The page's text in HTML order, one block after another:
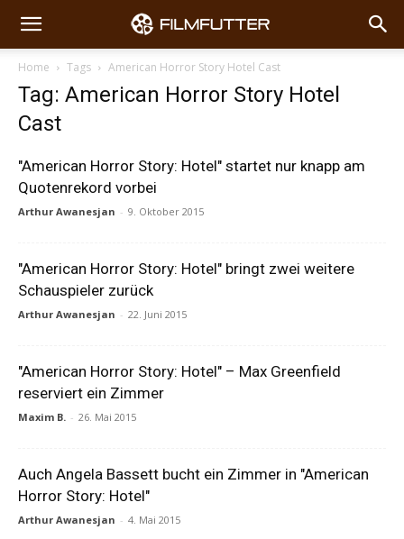
Home Tags American Horror Story Hotel Cast
Tag: American Horror Story Hotel
Cast
"American Horror Story: Hotel" startet nur knapp am
Quotenrekord vorbei
Arthur Awanesjan - 9. Oktober 2015
"American Horror Story: Hotel" bringt zwei weitere
Schauspieler zurück
Arthur Awanesjan - 22. Juni 2015
"American Horror Story: Hotel" – Max Greenfield
reserviert ein Zimmer
Maxim B. - 26. Mai 2015
Auch Angela Bassett bucht ein Zimmer in "American
Horror Story: Hotel"
Arthur Awanesjan - 4. Mai 2015